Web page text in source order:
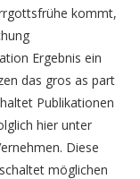
kommt,
Ergebnis ein
das gros as part
Publikationen
hier unter
Diese
möglichen